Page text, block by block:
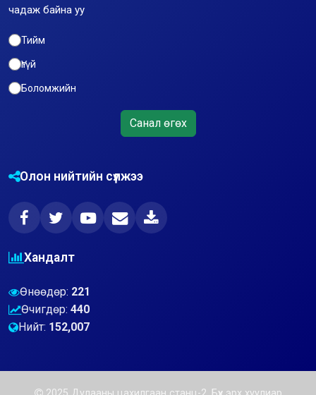
чадаж байна уу
Тийм
Үгүй
Боломжийн
Санал өгөх
Олон нийтийн сүлжээ
Хандалт
Өнөөдөр: 221
Өчигдөр: 440
Нийт: 152,007